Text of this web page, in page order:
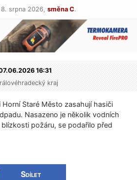
srpna 2026, směna C.
16:31
kraj
Staré Město zasahují hasiči
Nasazeno je několik vodních
požáru, se podařilo před
Sdílet